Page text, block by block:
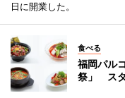
日に開業した。
食べる
福岡パル
祭」 ス